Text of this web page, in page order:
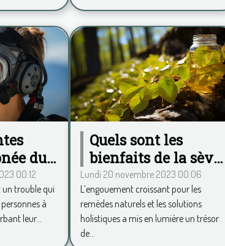
du
00:12
un trouble qui
à
leur...
Quels sont les
bienfaits de la sève
de bouleau pour la
santé ?
Lundi 20 novembre 2023 00:06
L’engouement croissant pour les
remèdes naturels et les solutions
holistiques a mis en lumière un trésor
de...